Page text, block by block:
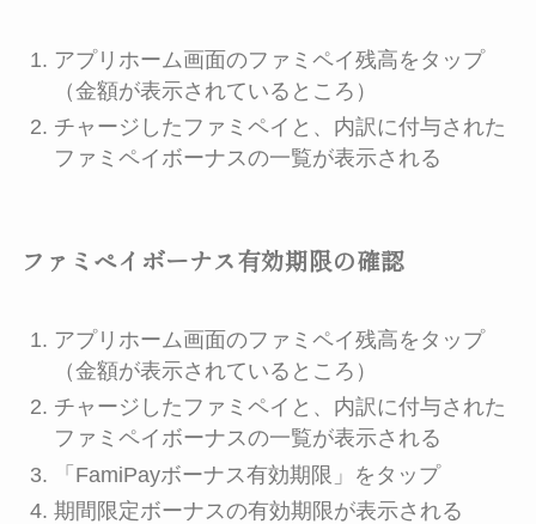
アプリホーム画面のファミペイ残高をタップ
（金額が表示されているところ）
チャージしたファミペイと、内訳に付与された
ファミペイボーナスの一覧が表示される
ファミペイボーナス有効期限の確認
アプリホーム画面のファミペイ残高をタップ
（金額が表示されているところ）
チャージしたファミペイと、内訳に付与された
ファミペイボーナスの一覧が表示される
「FamiPayボーナス有効期限」をタップ
期間限定ボーナスの有効期限が表示される